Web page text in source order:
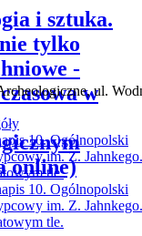
i sztuka.
tylko
-
w
online)
ul.